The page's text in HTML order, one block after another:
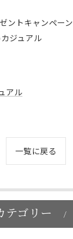
ントキャンペー
ジュアル
アル
一覧に戻る
テゴリー